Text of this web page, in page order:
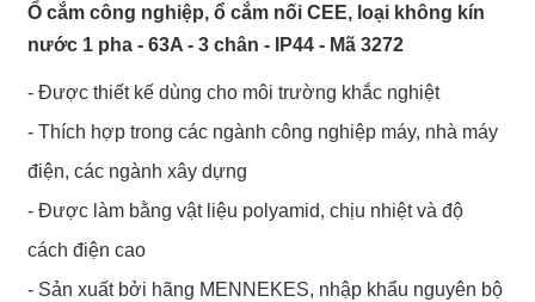
Ổ cắm công nghiệp, ổ cắm nối CEE, loại không kín
nước 1 pha - 63A - 3 chân - IP44 - Mã 3272
- Được thiết kế dùng cho môi trường khắc nghiệt
- Thích hợp trong các ngành công nghiệp máy, nhà máy
điện, các ngành xây dựng
- Được làm bằng vật liệu polyamid, chịu nhiệt và độ
cách điện cao
- Sản xuất bởi hãng MENNEKES, nhập khẩu nguyên bộ